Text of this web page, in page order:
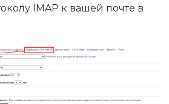
IMAP к вашей почте в